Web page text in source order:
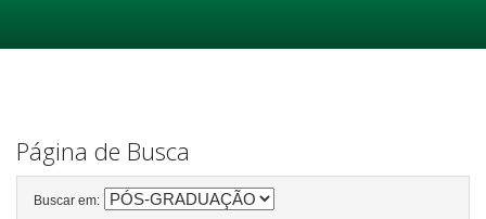
Página de Busca
Buscar em: